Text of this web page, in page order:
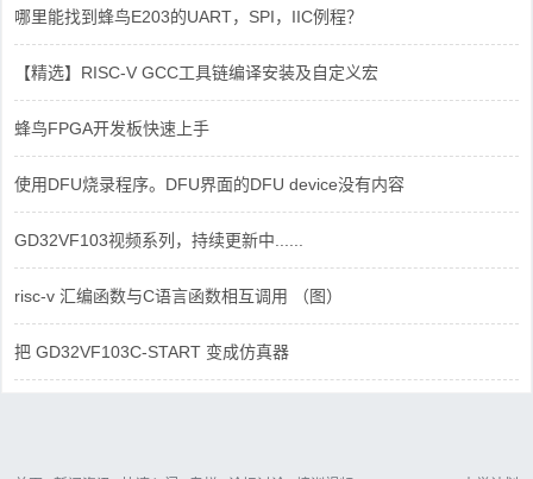
哪里能找到蜂鸟E203的UART，SPI，IIC例程？
【精选】RISC-V GCC工具链编译安装及自定义宏
蜂鸟FPGA开发板快速上手
使用DFU烧录程序。DFU界面的DFU device没有内容
GD32VF103视频系列，持续更新中......
risc-v 汇编函数与C语言函数相互调用 （图）
把 GD32VF103C-START 变成仿真器